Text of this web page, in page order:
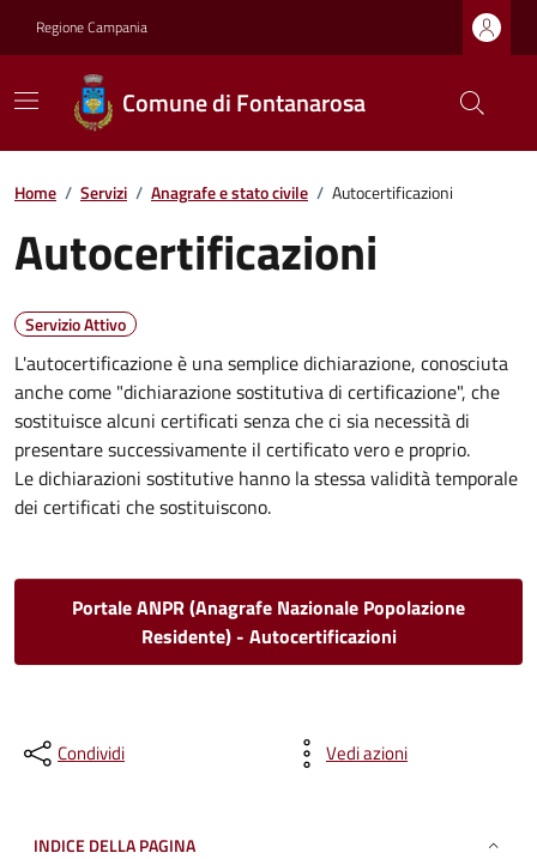
Regione Campania
Comune di Fontanarosa
Home / Servizi / Anagrafe e stato civile / Autocertificazioni
Autocertificazioni
Servizio Attivo
L'autocertificazione è una semplice dichiarazione, conosciuta
anche come "dichiarazione sostitutiva di certificazione", che
sostituisce alcuni certificati senza che ci sia necessità di
presentare successivamente il certificato vero e proprio.
Le dichiarazioni sostitutive hanno la stessa validità temporale
dei certificati che sostituiscono.
Portale ANPR (Anagrafe Nazionale Popolazione
Residente) - Autocertificazioni
Condividi Vedi azioni
INDICE DELLA PAGINA